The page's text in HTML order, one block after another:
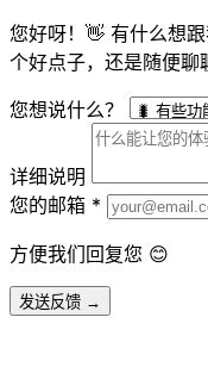
您好呀！👋 有什么想
个好点子，还是随便聊
您想说什么？
详细说明
您的邮箱 *
方便我们回复您 😊
发送反馈 →